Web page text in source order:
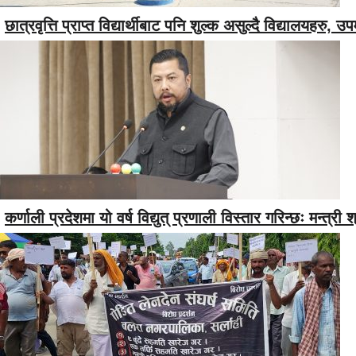
छात्रवृत्ति प्राप्त विद्यार्थीबाट पनि शुल्क असुल्दै विद्यालयहरु,
कर्णाली प्रदेशमा यो वर्ष विद्युत् प्रणाली विस्तार गरिन्छः मन्त्री